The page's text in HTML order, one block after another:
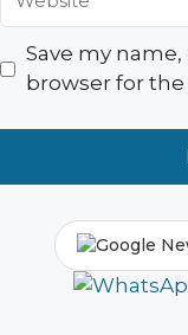
Save my
browser for